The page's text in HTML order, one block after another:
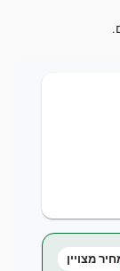
מצויין